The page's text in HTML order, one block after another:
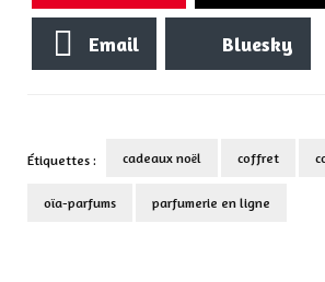
Email Bluesky
Étiquettes : cadeaux noël coffret
oïa-parfums parfumerie en ligne